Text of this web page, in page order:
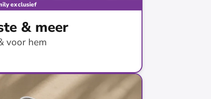
exclusief
& meer
voor hem